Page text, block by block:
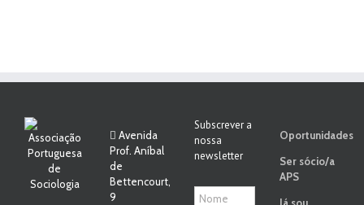
Avenida
Prof. Aníbal
de
Bettencourt,
9
Subscrever a
nossa
newsletter
Oportunidades
Ser sócio/a
APS